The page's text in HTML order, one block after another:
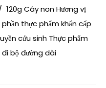
120g Cây non Hương vị
thực phẩm khẩn cấp
cứu sinh Thực phẩm
bộ đường dài